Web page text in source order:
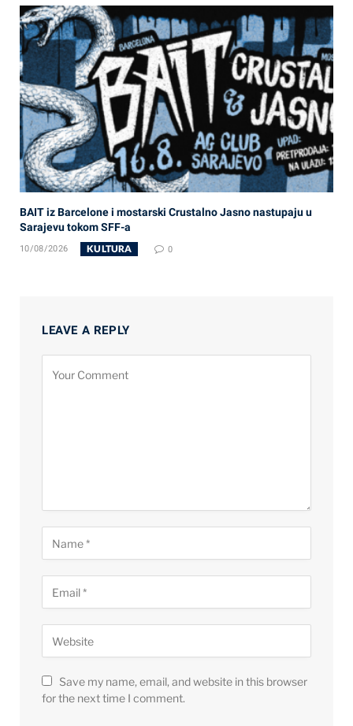
BAIT iz Barcelone i mostarski Crustalno Jasno nastupaju u
Sarajevu tokom SFF-a
10/08/2026 KULTURA 0
LEAVE A REPLY
Save my name, email, and website in this browser
for the next time I comment.